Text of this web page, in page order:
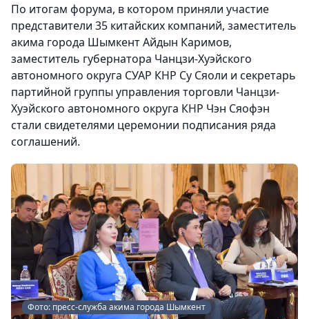
По итогам форума, в котором приняли участие
представители 35 китайских компаний, заместитель
акима города Шымкент Айдын Каримов,
заместитель губернатора Чанцзи-Хуэйского
автономного округа СУАР КНР Су Сяоли и секретарь
партийной группы управления торговли Чанцзи-
Хуэйского автономного округа КНР Чэн Сяофэн
стали свидетелями церемонии подписания ряда
соглашений.
Фото: пресс-служба акима города Шымкент